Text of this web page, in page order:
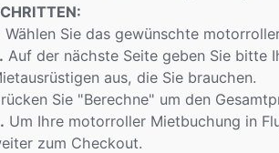
Wählen Sie das gewünschte
Auf der nächste Seite geben Sie bitte
aus, die Sie brauchen.
Sie "Berechne" um den
Um Ihre motorroller Mietbuchung in
zum Checkout.